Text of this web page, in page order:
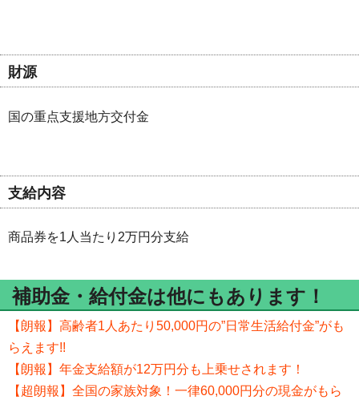
財源
国の重点支援地方交付金
支給内容
商品券を1人当たり2万円分支給
補助金・給付金は他にもあります！
【朗報】高齢者1人あたり50,000円の”日常生活給付金”がも
らえます!!
【朗報】年金支給額が12万円分も上乗せされます！
【超朗報】全国の家族対象！一律60,000円分の現金がもら